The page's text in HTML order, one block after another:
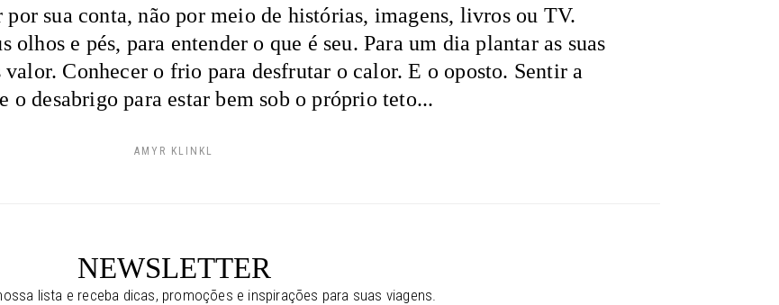
sua conta, não por meio de histórias, imagens, livros ou TV.
olhos e pés, para entender o que é seu. Para um dia plantar as suas
Conhecer o frio para desfrutar o calor. E o oposto. Sentir a
o desabrigo para estar bem sob o próprio teto...
AMYR KLINKL
NEWSLETTER
lista e receba dicas, promoções e inspirações para suas viagens.